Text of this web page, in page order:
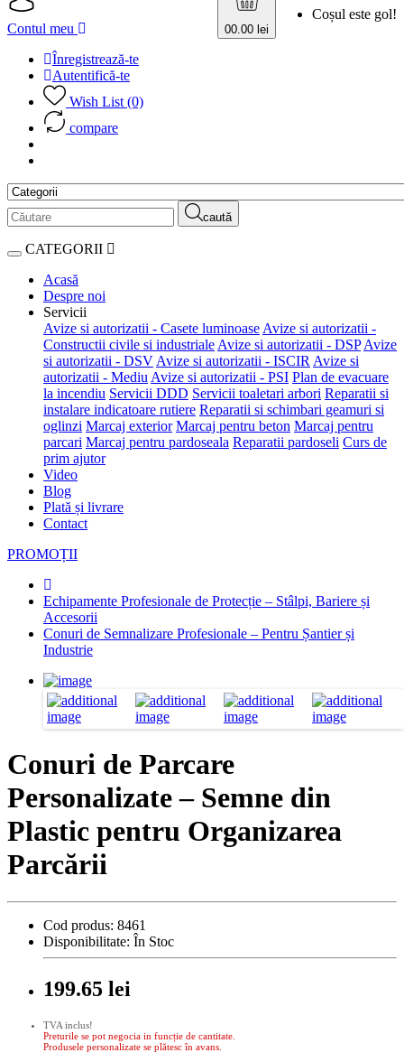
00.00 lei
Coșul este gol!
Contul meu
Înregistrează-te
Autentifică-te
Wish List (0)
compare
caută
CATEGORII
Acasă
Despre noi
Servicii
Avize si autorizatii - Casete luminoase Avize si autorizatii -
Constructii civile si industriale Avize si autorizatii - DSP Avize
si autorizatii - DSV Avize si autorizatii - ISCIR Avize si
autorizatii - Mediu Avize si autorizatii - PSI Plan de evacuare
la incendiu Servicii DDD Servicii toaletari arbori Reparatii si
instalare indicatoare rutiere Reparatii si schimbari geamuri si
oglinzi Marcaj exterior Marcaj pentru beton Marcaj pentru
parcari Marcaj pentru pardoseala Reparatii pardoseli Curs de
prim ajutor
Video
Blog
Plată și livrare
Contact
PROMOȚII
Echipamente Profesionale de Protecție – Stâlpi, Bariere și
Accesorii
Conuri de Semnalizare Profesionale – Pentru Șantier și
Industrie
Conuri de Parcare
Personalizate – Semne din
Plastic pentru Organizarea
Parcării
Cod produs: 8461
Disponibilitate: În Stoc
199.65 lei
TVA inclus!
Preturile se pot negocia in funcție de cantitate.
Produsele personalizate se plătesc în avans.